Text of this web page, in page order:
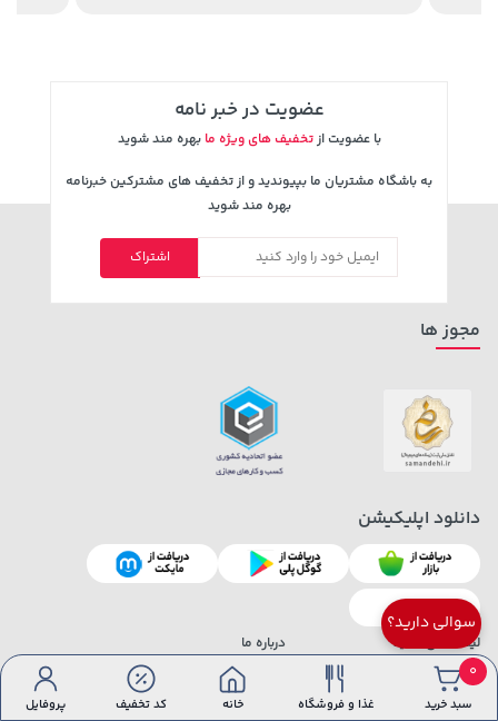
سوالی دارید؟
عضویت در خبر نامه
با عضویت ازتخفیف های ویژه ما بهره مند شوید
به باشگاه مشتریان ما بپیوندید و از تخفیف های مشترکین خبرنامه
بهره مند شوید
اشتراک
لینک های مفید
پنل فروشندگان سیتی مهر
دانلود اپلیکیشن فروشندگان
درباره ما
قوانین
ارتباط با ما
مجوز ها
دانلود اپلیکیشن
0
سبد خرید غذا و فروشگاه خانه کد تخفیف پروفایل